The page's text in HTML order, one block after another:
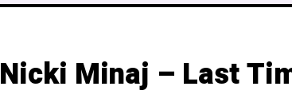
Nicki Minaj – Last